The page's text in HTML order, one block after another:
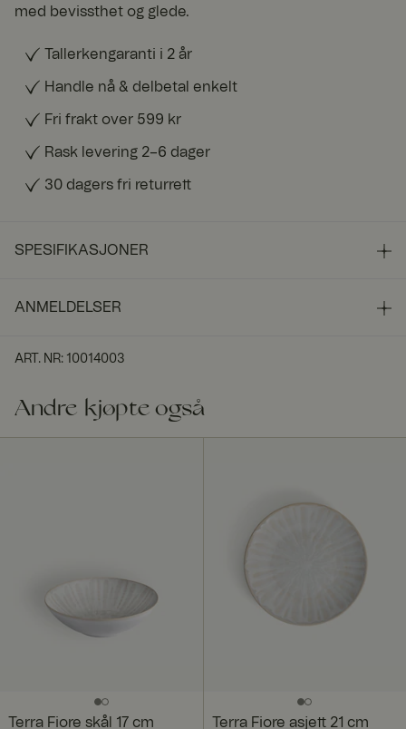
med bevissthet og glede.
Tallerkengaranti i 2 år
Handle nå & delbetal enkelt
Fri frakt over 599 kr
Rask levering 2–6 dager
30 dagers fri returrett
SPESIFIKASJONER
ANMELDELSER
ART. NR: 10014003
Andre kjøpte også
Terra Fiore skål 17 cm Terra Fiore asjett 21 cm